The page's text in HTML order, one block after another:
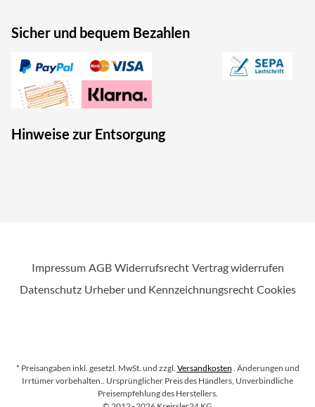
Sicher und bequem Bezahlen
Hinweise zur Entsorgung
Impressum AGB Widerrufsrecht Vertrag widerrufen
Datenschutz Urheber und Kennzeichnungsrecht Cookies
* Preisangaben inkl. gesetzl. MwSt. und zzgl. Versandkosten . Änderungen und
Irrtümer vorbehalten.. Ursprünglicher Preis des Händlers, Unverbindliche
Preisempfehlung des Herstellers.